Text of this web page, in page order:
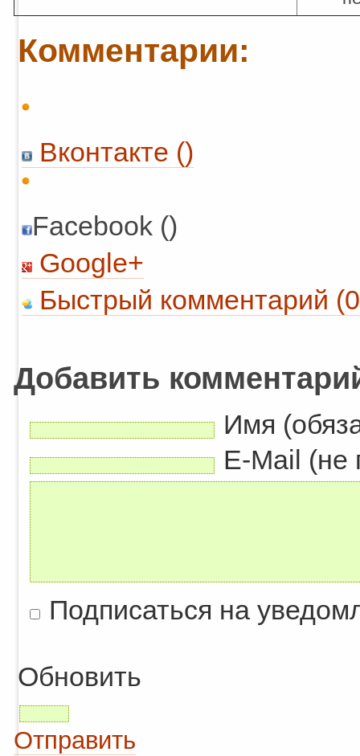
Комментарии:
Вконтакте ()
Facebook ()
Google+
Быстрый комментарий
Добавить
Имя
E-Mail (не
Подписаться на
Обновить
Отправить